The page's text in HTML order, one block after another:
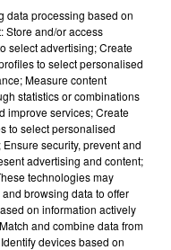
ci-dessous.
Voir plus
la grand-mère
être son fils
data processing based on
Store and/or access
select advertising; Create
to select personalised
Measure content
statistics or combinations
improve services; Create
to select personalised
security, prevent and
advertising and content;
technologies may
browsing data to offer
on information actively
and combine data from
devices based on